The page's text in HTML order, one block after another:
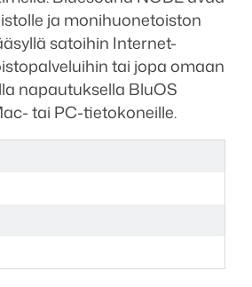
ja monihuonetoiston
satoihin Internet-
tai jopa omaan
napautuksella BluOS
tai PC-tietokoneille.